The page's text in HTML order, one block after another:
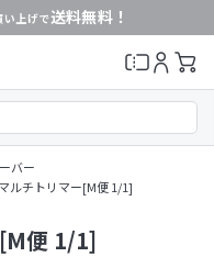
上げで送料無料！
バー
チトリマー[M便 1/1]
便 1/1]